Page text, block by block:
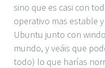
sino que es casi con
operativo mas estable
Ubuntu junto con
mundo, y veáis que
todo) lo que harías